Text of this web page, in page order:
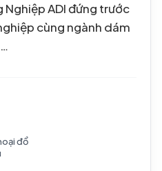
ADI đứng trước
cùng ngành dám
đổ